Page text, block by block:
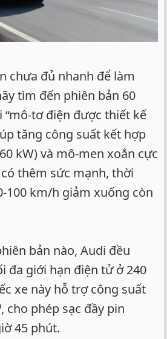
chưa đủ nhanh để làm
tìm đến phiên bản 60
“mô-tơ điện được thiết kế
tăng công suất kết hợp
kW) và mô-men xoắn cực
thêm sức mạnh, thời
100 km/h giảm xuống còn
bản nào, Audi đều
đa giới hạn điện tử ở 240
xe này hỗ trợ công suất
cho phép sạc đầy pin
45 phút.